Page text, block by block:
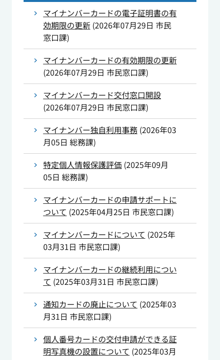
マイナンバーカードの電子証明書の有
効期限の更新(2026年07月29日 市民
窓口課)
マイナンバーカードの有効期限の更新
(2026年07月29日 市民窓口課)
マイナンバーカード交付窓口開設
(2026年07月29日 市民窓口課)
マイナンバー独自利用事務(2026年03
月05日 総務課)
特定個人情報保護評価(2025年09月
05日 総務課)
マイナンバーカードの申請サポートに
ついて (2025年04月25日 市民窓口課)
マイナンバーカードについて (2025年
03月31日 市民窓口課)
マイナンバーカードの継続利用につい
て (2025年03月31日 市民窓口課)
通知カードの廃止について (2025年03
月31日 市民窓口課)
個人番号カードの交付申請ができる証
明写真機の設置について (2025年03月